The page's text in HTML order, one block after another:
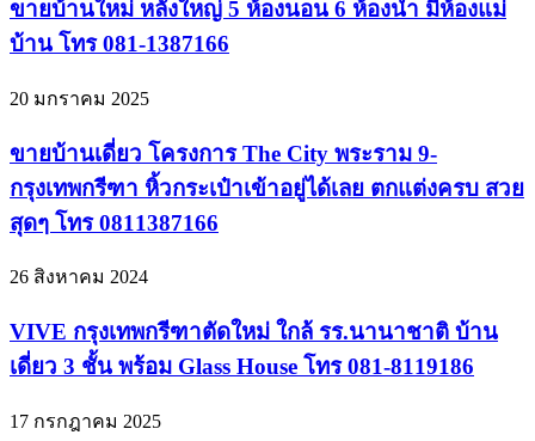
ขายบ้านใหม่ หลังใหญ่ 5 ห้องนอน 6 ห้องน้ำ มีห้องแม่
บ้าน โทร 081-1387166
20 มกราคม 2025
ขายบ้านเดี่ยว โครงการ The City พระราม 9-
กรุงเทพกรีฑา หิ้วกระเป๋าเข้าอยู่ได้เลย ตกแต่งครบ สวย
สุดๆ โทร 0811387166
26 สิงหาคม 2024
VIVE กรุงเทพกรีฑาตัดใหม่ ใกล้ รร.นานาชาติ บ้าน
เดี่ยว 3 ชั้น พร้อม Glass House โทร 081-8119186
17 กรกฎาคม 2025